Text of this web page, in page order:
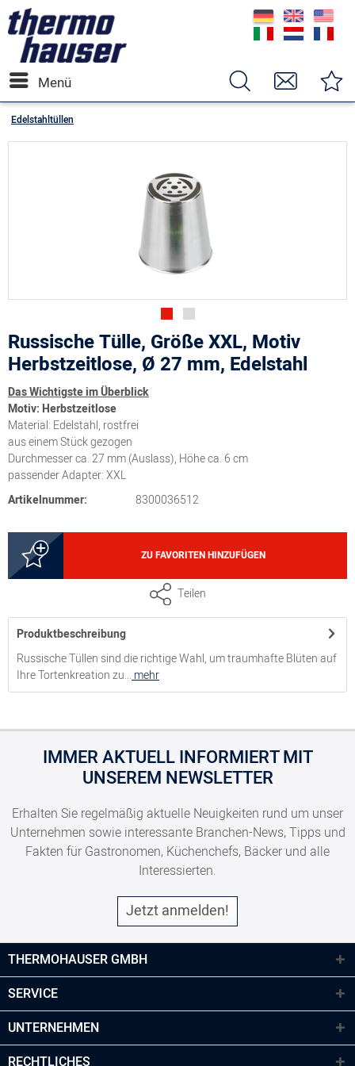
Menü
Edelstahltüllen
Russische Tülle, Größe XXL, Motiv
Herbstzeitlose, Ø 27 mm, Edelstahl
Das Wichtigste im Überblick
Motiv: Herbstzeitlose
Material: Edelstahl, rostfrei
aus einem Stück gezogen
Durchmesser ca. 27 mm (Auslass), Höhe ca. 6 cm
passender Adapter: XXL
Artikelnummer:
8300036512
ZU FAVORITEN HINZUFÜGEN
Teilen
Produktbeschreibung
Russische Tüllen sind die richtige Wahl, um traumhafte Blüten auf
Ihre Tortenkreation zu... mehr
IMMER AKTUELL INFORMIERT MIT
UNSEREM NEWSLETTER
Erhalten Sie regelmäßig aktuelle Neuigkeiten rund um unser
Unternehmen sowie interessante Branchen-News, Tipps und
Fakten für Gastronomen, Küchenchefs, Bäcker und alle
Interessierten.
Jetzt anmelden!
THERMOHAUSER GMBH
SERVICE
UNTERNEHMEN
RECHTLICHES